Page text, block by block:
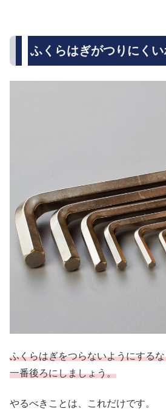
ふくらはぎがつりにく
ふくらはぎをつらないようにする
一番後ろにしましょう。
やるべきことは、これだけです。